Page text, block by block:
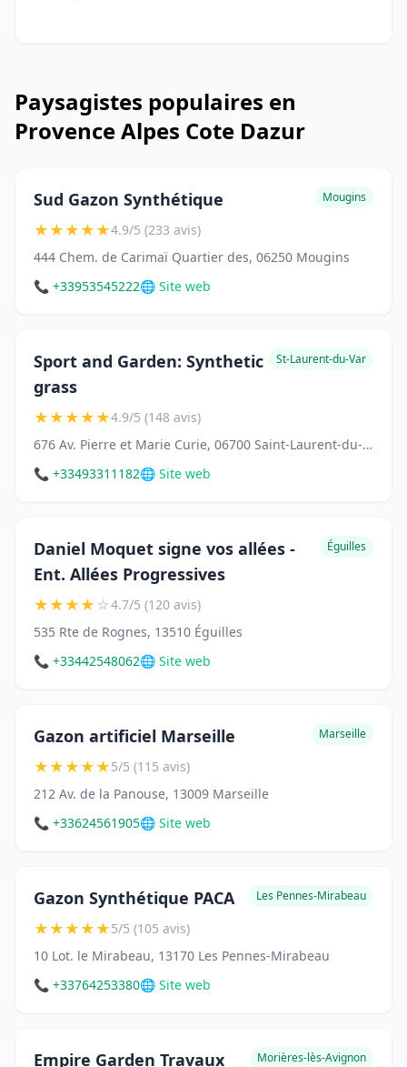
Paysagistes populaires en
Provence Alpes Cote Dazur
Sud Gazon Synthétique Mougins
★★★★★4.9/5 (233 avis)
444 Chem. de Carimaï Quartier des, 06250 Mougins
📞 +33953545222🌐 Site web
Sport and Garden: Synthetic
grass
St-Laurent-du-Var
★★★★★4.9/5 (148 avis)
676 Av. Pierre et Marie Curie, 06700 Saint-Laurent-du-Var
📞 +33493311182🌐 Site web
Daniel Moquet signe vos allées -
Ent. Allées Progressives
Éguilles
★★★★☆4.7/5 (120 avis)
535 Rte de Rognes, 13510 Éguilles
📞 +33442548062🌐 Site web
Gazon artificiel Marseille Marseille
★★★★★5/5 (115 avis)
212 Av. de la Panouse, 13009 Marseille
📞 +33624561905🌐 Site web
Gazon Synthétique PACA Les Pennes-Mirabeau
★★★★★5/5 (105 avis)
10 Lot. le Mirabeau, 13170 Les Pennes-Mirabeau
📞 +33764253380🌐 Site web
Empire Garden Travaux Morières-lès-Avignon